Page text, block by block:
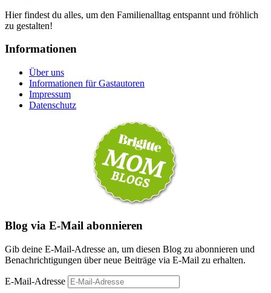
Hier findest du alles, um den Familienalltag entspannt und fröhlich
zu gestalten!
Informationen
Über uns
Informationen für Gastautoren
Impressum
Datenschutz
Blog via E-Mail abonnieren
Gib deine E-Mail-Adresse an, um diesen Blog zu abonnieren und
Benachrichtigungen über neue Beiträge via E-Mail zu erhalten.
E-Mail-Adresse